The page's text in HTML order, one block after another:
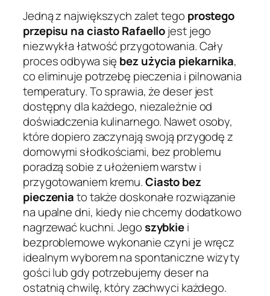
Jedną z największych zalet tego prostego
przepisu na ciasto Rafaellojest jego
niezwykła łatwość przygotowania. Cały
proces odbywa się bez użycia piekarnika,
co eliminuje potrzebę pieczenia i pilnowania
temperatury. To sprawia, że deser jest
dostępny dla każdego, niezależnie od
doświadczenia kulinarnego. Nawet osoby,
które dopiero zaczynają swoją przygodę z
domowymi słodkościami, bez problemu
poradzą sobie z ułożeniem warstw i
przygotowaniem kremu.Ciasto bez
pieczeniato także doskonałe rozwiązanie
na upalne dni, kiedy nie chcemy dodatkowo
nagrzewać kuchni. Jegoszybkiei
bezproblemowe wykonanie czyni je wręcz
idealnym wyborem na spontaniczne wizyty
gości lub gdy potrzebujemy deser na
ostatnią chwilę, który zachwyci każdego.